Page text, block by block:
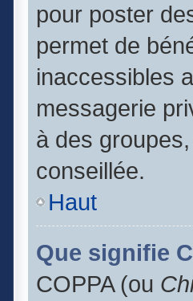
pour poster
permet de
inaccessibles
messagerie
à des
conseillée.
Haut
Que signifie
COPPA (ou